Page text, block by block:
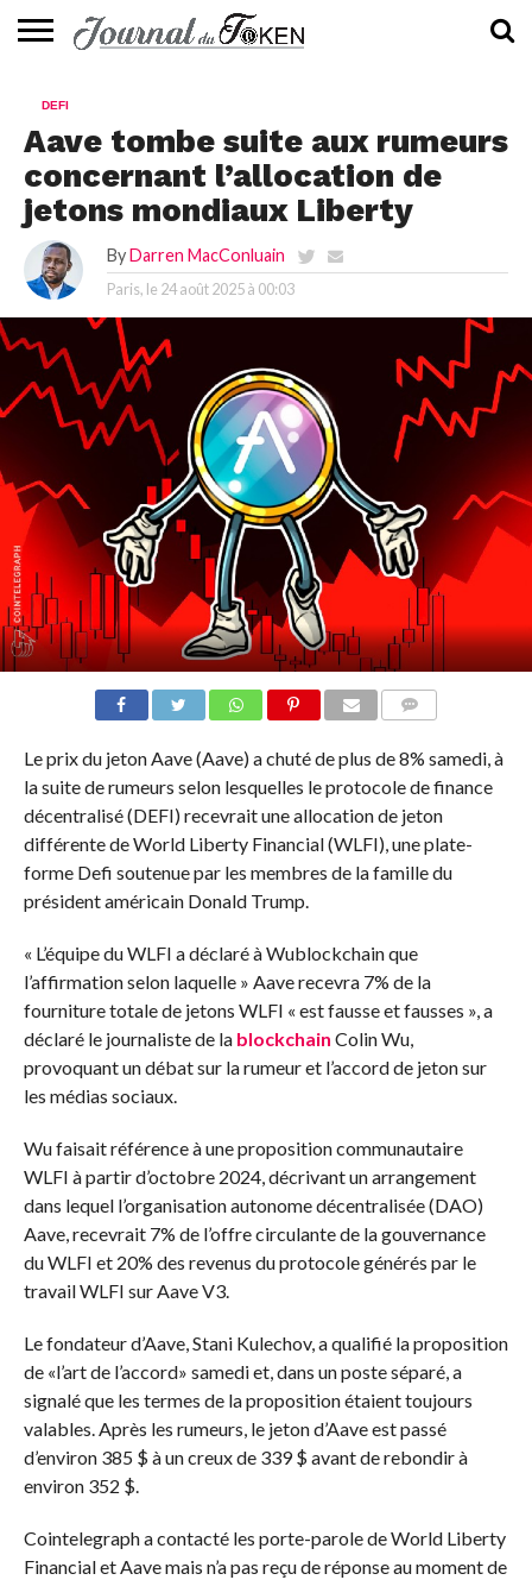
📰
EVALUATION
GUIDE
TENDANCES
À
CONTACTEZ-
DEFI
Aave tombe suite aux rumeurs
concernant l’allocation de
jetons mondiaux Liberty
By Darren MacConluain
Paris, le 24 août 2025 à 00:03
Le prix du jeton Aave (Aave) a chuté de plus de 8% samedi, à
la suite de rumeurs selon lesquelles le protocole de finance
décentralisé (DEFI) recevrait une allocation de jeton
différente de World Liberty Financial (WLFI), une plate-
forme Defi soutenue par les membres de la famille du
président américain Donald Trump.
« L’équipe du WLFI a déclaré à Wublockchain que
l’affirmation selon laquelle » Aave recevra 7% de la
fourniture totale de jetons WLFI « est fausse et fausses », a
déclaré le journaliste de la blockchain Colin Wu,
provoquant un débat sur la rumeur et l’accord de jeton sur
les médias sociaux.
Wu faisait référence à une proposition communautaire
WLFI à partir d’octobre 2024, décrivant un arrangement
dans lequel l’organisation autonome décentralisée (DAO)
Aave, recevrait 7% de l’offre circulante de la gouvernance
du WLFI et 20% des revenus du protocole générés par le
travail WLFI sur Aave V3.
Le fondateur d’Aave, Stani Kulechov, a qualifié la proposition
de «l’art de l’accord» samedi et, dans un poste séparé, a
signalé que les termes de la proposition étaient toujours
valables. Après les rumeurs, le jeton d’Aave est passé
d’environ 385 $ à un creux de 339 $ avant de rebondir à
environ 352 $.
Cointelegraph a contacté les porte-parole de World Liberty
Financial et Aave mais n’a pas reçu de réponse au moment de